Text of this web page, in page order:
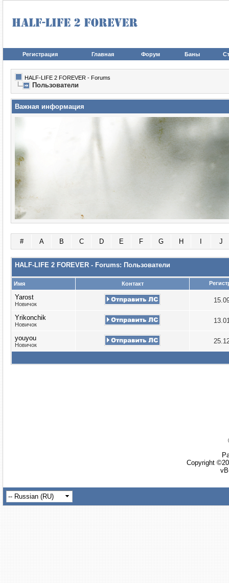
Регистрация Главная Форум Баны
HALF-LIFE 2 FOREVER - Forums
Пользователи
Важная информация
# A B C D E F G H J
HALF-LIFE 2 FOREVER - Forums: Пользователи
Имя Контакт
Yarost
Новичок
Yrikonchik
Новичок
youyou
Новичок
Copyright